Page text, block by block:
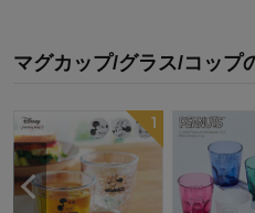
マグカップ/グラス/コップ